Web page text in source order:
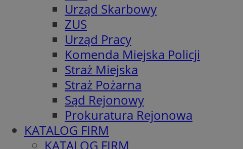
Urząd Skarbowy
ZUS
Urząd Pracy
Komenda Miejska Policji
Straż Miejska
Straż Pożarna
Sąd Rejonowy
Prokuratura Rejonowa
KATALOG FIRM
KATALOG FIRM